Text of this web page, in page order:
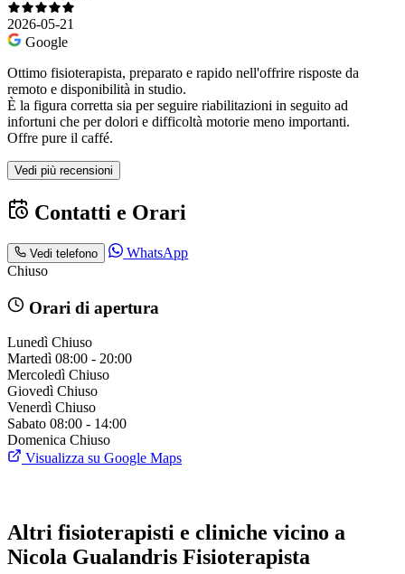
2026-05-21
Google
Ottimo fisioterapista, preparato e rapido nell'offrire risposte da
remoto e disponibilità in studio.
È la figura corretta sia per seguire riabilitazioni in seguito ad
infortuni che per dolori e difficoltà motorie meno importanti.
Offre pure il caffé.
Vedi più recensioni
Contatti e Orari
Vedi telefono
WhatsApp
Chiuso
Orari di apertura
Lunedì Chiuso
Martedì 08:00 - 20:00
Mercoledì Chiuso
Giovedì Chiuso
Venerdì Chiuso
Sabato 08:00 - 14:00
Domenica Chiuso
Visualizza su Google Maps
Altri fisioterapisti e cliniche vicino a
Nicola Gualandris Fisioterapista